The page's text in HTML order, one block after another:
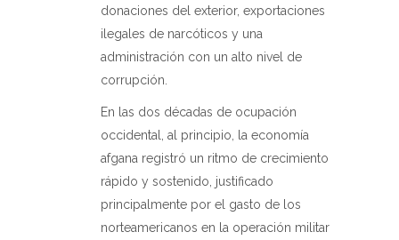
donaciones del exterior, exportaciones
ilegales de narcóticos y una
administración con un alto nivel de
corrupción.
En las dos décadas de ocupación
occidental, al principio, la economía
afgana registró un ritmo de crecimiento
rápido y sostenido, justificado
principalmente por el gasto de los
norteamericanos en la operación militar